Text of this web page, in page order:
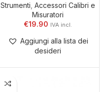
Strumenti ,Accessori Calibri e
Misuratori
€19.90
Aggiungi alla lista dei
desideri